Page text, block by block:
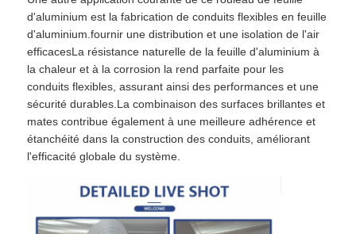
Accueil
À propos de nous
d'aluminium est la fabrication de conduits flexibles en feuille
d'aluminium.fournir une distribution et une isolation de l'air
efficacesLa résistance naturelle de la feuille d'aluminium à
la chaleur et à la corrosion la rend parfaite pour les
conduits flexibles, assurant ainsi des performances et une
sécurité durables.La combinaison des surfaces brillantes et
mates contribue également à une meilleure adhérence et
étanchéité dans la construction des conduits, améliorant
l'efficacité globale du système.